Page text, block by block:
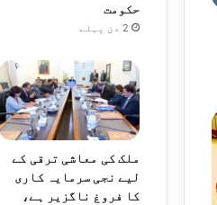
حکومت
2 دن پہلے
ملک کی معاشی ترقی کے
لیے نجی سرمایہ کاری
کا فروغ ناگزیر ہے،